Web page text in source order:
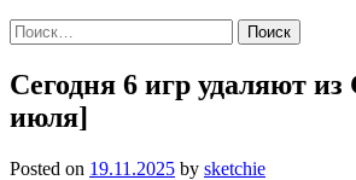
Найти:
Сегодня 6 игр удаляют из
июля]
Posted on 19.11.2025 by sketchie